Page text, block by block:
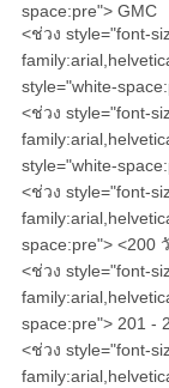
space:pre"> GMC
<ช่วง style="font-
style="white-
<ช่วง style="font-
style="white-
<ช่วง style="font-
space:pre"> <200
<ช่วง style="font-
space:pre"> 201 -
<ช่วง style="font-